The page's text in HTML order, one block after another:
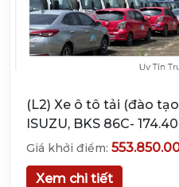
(L2) Xe ô tô tải (đào
ISUZU, BKS 86C- 174.40
Giá khởi điểm:
Xem chi tiết